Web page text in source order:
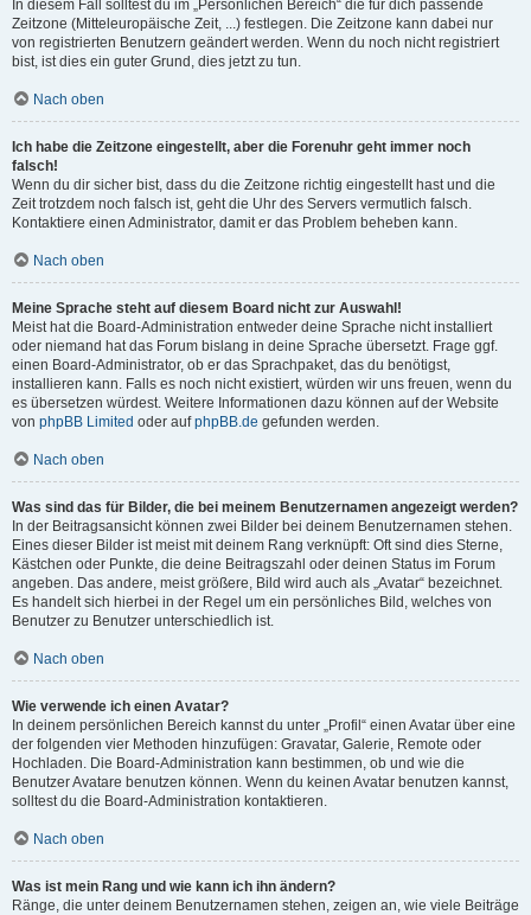
In diesem Fall solltest du im „Persönlichen Bereich“ die für dich passende
Zeitzone (Mitteleuropäische Zeit, ...) festlegen. Die Zeitzone kann dabei nur
von registrierten Benutzern geändert werden. Wenn du noch nicht registriert
bist, ist dies ein guter Grund, dies jetzt zu tun.
Nach oben
Ich habe die Zeitzone eingestellt, aber die Forenuhr geht immer noch
falsch!
Wenn du dir sicher bist, dass du die Zeitzone richtig eingestellt hast und die
Zeit trotzdem noch falsch ist, geht die Uhr des Servers vermutlich falsch.
Kontaktiere einen Administrator, damit er das Problem beheben kann.
Nach oben
Meine Sprache steht auf diesem Board nicht zur Auswahl!
Meist hat die Board-Administration entweder deine Sprache nicht installiert
oder niemand hat das Forum bislang in deine Sprache übersetzt. Frage ggf.
einen Board-Administrator, ob er das Sprachpaket, das du benötigst,
installieren kann. Falls es noch nicht existiert, würden wir uns freuen, wenn du
es übersetzen würdest. Weitere Informationen dazu können auf der Website
von phpBB Limited oder aufphpBB.de gefunden werden.
Nach oben
Was sind das für Bilder, die bei meinem Benutzernamen angezeigt werden?
In der Beitragsansicht können zwei Bilder bei deinem Benutzernamen stehen.
Eines dieser Bilder ist meist mit deinem Rang verknüpft: Oft sind dies Sterne,
Kästchen oder Punkte, die deine Beitragszahl oder deinen Status im Forum
angeben. Das andere, meist größere, Bild wird auch als „Avatar“ bezeichnet.
Es handelt sich hierbei in der Regel um ein persönliches Bild, welches von
Benutzer zu Benutzer unterschiedlich ist.
Nach oben
Wie verwende ich einen Avatar?
In deinem persönlichen Bereich kannst du unter „Profil“ einen Avatar über eine
der folgenden vier Methoden hinzufügen: Gravatar, Galerie, Remote oder
Hochladen. Die Board-Administration kann bestimmen, ob und wie die
Benutzer Avatare benutzen können. Wenn du keinen Avatar benutzen kannst,
solltest du die Board-Administration kontaktieren.
Nach oben
Was ist mein Rang und wie kann ich ihn ändern?
Ränge, die unter deinem Benutzernamen stehen, zeigen an, wie viele Beiträge